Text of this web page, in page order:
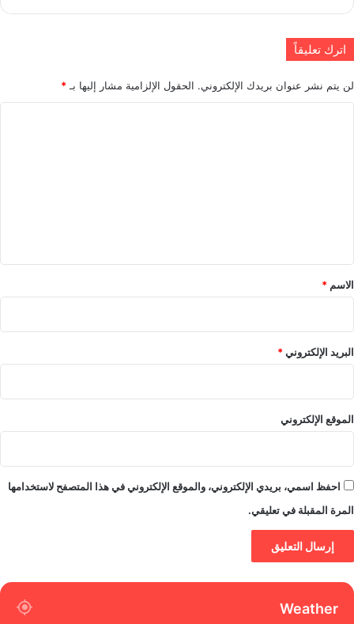
اترك تعليقاً
لن يتم نشر عنوان بريدك الإلكتروني. الحقول الإلزامية مشار إليها بـ*
*
الاسم *
البريد الإلكتروني*
الموقع الإلكتروني
احفظ اسمي، بريدي الإلكتروني، والموقع الإلكتروني في هذا المتصفح لاستخدامها
المرة المقبلة في تعليقي.
Weather